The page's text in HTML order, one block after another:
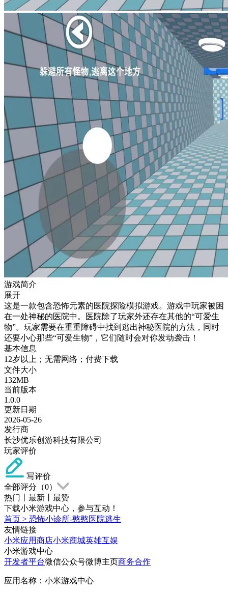
游戏简介
展开
这是一款包含恐怖元素的医院探险模拟游戏。游戏中玩家被困
在一处神秘的医院中。医院除了玩家外还存在其他的“可爱生
物”。玩家需要在重重障碍中找到逃出神秘医院的方法，同时
还要小心那些“可爱生物”，它们随时会对你发动袭击！
基本信息
12岁以上；无需网络；付费下载
文件大小
132MB
当前版本
1.0.0
更新日期
2026-05-26
发行商
长沙优乐创游科技有限公司
玩家评价
写评价
全部评分（0）
热门
最新
最赞
下载小米游戏中心，参与互动！
首页 > 恐怖小诊所-憨憨医院逃生
友情链接
小米应用商店小米商城英雄互娱
小米游戏中心
开发者平台微信公众号微博主页商务合作
应用名称：小米游戏中心